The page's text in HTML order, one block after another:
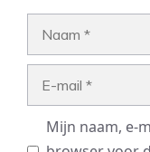
Mijn naam, e-